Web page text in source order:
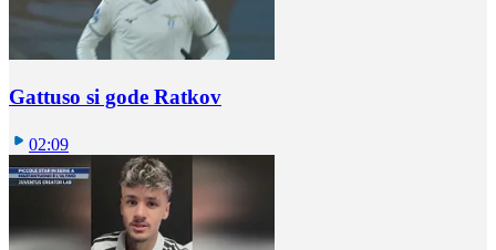
Gattuso si gode Ratkov
02:09